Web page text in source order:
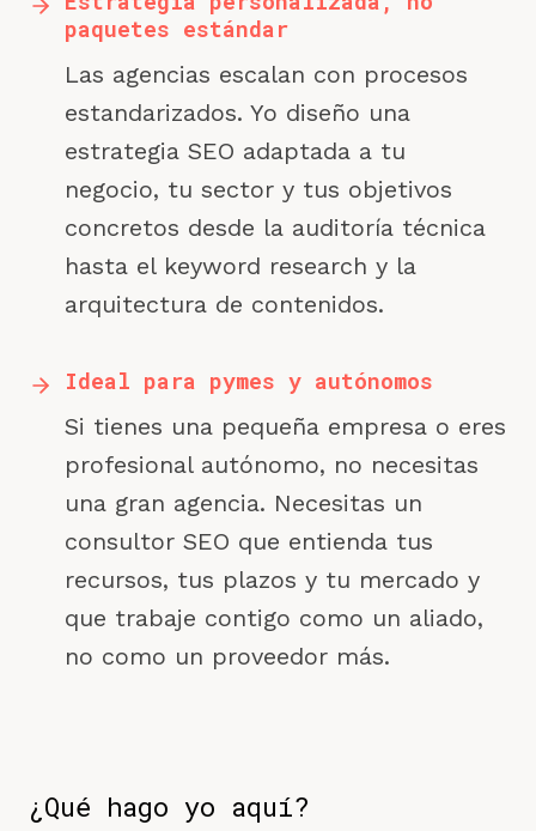
paquetes estándar
Las agencias escalan con procesos
estandarizados. Yo diseño una
estrategia SEO adaptada a tu
negocio, tu sector y tus objetivos
concretos desde la auditoría técnica
hasta el keyword research y la
arquitectura de contenidos.
Ideal para pymes y autónomos
Si tienes una pequeña empresa o eres
profesional autónomo, no necesitas
una gran agencia. Necesitas un
consultor SEO que entienda tus
recursos, tus plazos y tu mercado y
que trabaje contigo como un aliado,
no como un proveedor más.
¿Qué hago yo aquí?